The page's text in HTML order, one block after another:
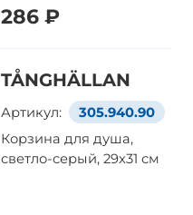
286 ₽
TÅNGHÄLLAN
Артикул:
305.940.90
Корзина для душа,
светло-серый, 29x31 см